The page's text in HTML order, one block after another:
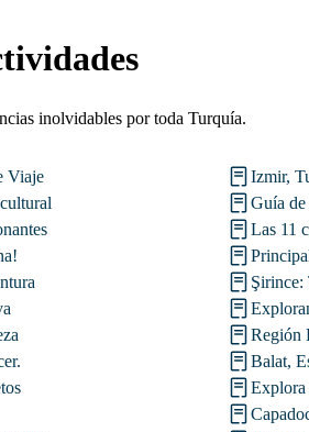
inolvidables por toda Turquía.
Viaje
Izmir,
Guía
Las 11
Şirince:
Región
Balat,
Explora